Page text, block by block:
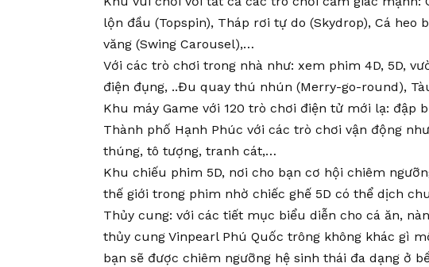
lộn đầu (Topspin), Tháp rơi tự do (Skydrop), Cá heo
văng (Swing Carousel),…
Với các trò chơi trong nhà như: xem phim 4D, 5D,
điện đụng, ..Đu quay thú nhún (Merry-go-round),
Khu máy Game với 120 trò chơi điện tử mới lạ: đập
Thành phố Hạnh Phúc với các trò chơi vận động
thúng, tô tượng, tranh cát,…
Khu chiếu phim 5D, nơi cho bạn cơ hội chiêm
thế giới trong phim nhờ chiếc ghế 5D có thể dịch
Thủy cung: với các tiết mục biểu diễn cho cá ăn,
thủy cung Vinpearl Phú Quốc trông không khác gì
bạn sẽ được chiêm ngưỡng hệ sinh thái đa dạng ở